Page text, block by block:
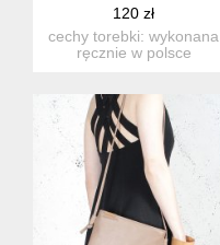
120 zł
cechy torebki: wykonana
ręcznie w polsce